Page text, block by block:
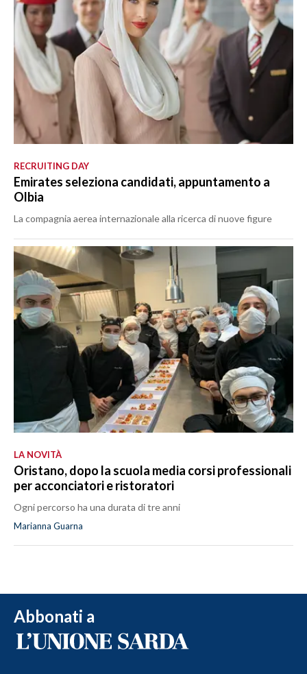
RECRUITING DAY
Emirates seleziona candidati, appuntamento a
Olbia
La compagnia aerea internazionale alla ricerca di nuove figure
LA NOVITÀ
Oristano, dopo la scuola media corsi professionali
per acconciatori e ristoratori
Ogni percorso ha una durata di tre anni
Marianna Guarna
Abbonati a